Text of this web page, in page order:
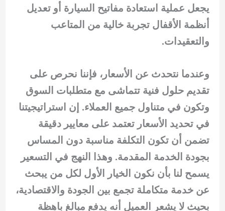
يجعل عملية استعادة مفاتيح السيارة أو تعديل
أنظمة الأقفال تجربة خالية من المتاعب
والتعقيدات.
وعندما نتحدث عن الأسعار، فإننا نحرص على
تقديم حلول فنية تتماشى مع متطلبات السوق
وتكون في متناول جميع العملاء. إن استراتيجيتنا
في تحديد الأسعار تعتمد على معايير دقيقة
تضمن أن تكون التكلفة مناسبة دون المساس
بجودة الخدمة المقدمة. وهذا النهج في التسعير
يسمح لنا بأن نكون الخيار الأول لكل من يبحث
عن خدمة متكاملة تجمع بين الجودة والاقتصادية،
بحيث لا يشعر العميل أنه يدفع مبالغ باهظة